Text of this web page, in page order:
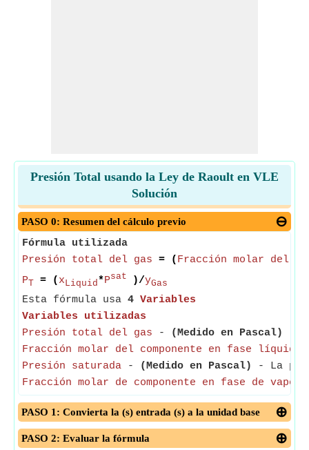
Presión Total usando la Ley de Raoult en VLE
Solución
PASO 0: Resumen del cálculo previo
Fórmula utilizada
Presión total del gas = ( Fracción molar del
P T = ( xLiquid*Psat )/yGas
Esta fórmula usa 4 Variables
Variables utilizadas
Presión total del gas - (Medido en Pascal)
Fracción molar del componente en fase líquida
Presión saturada - (Medido en Pascal)
- La
Fracción molar de componente en fase de vapor
PASO 1: Convierta la (s) entrada (s) a la unidad base
PASO 2: Evaluar la fórmula